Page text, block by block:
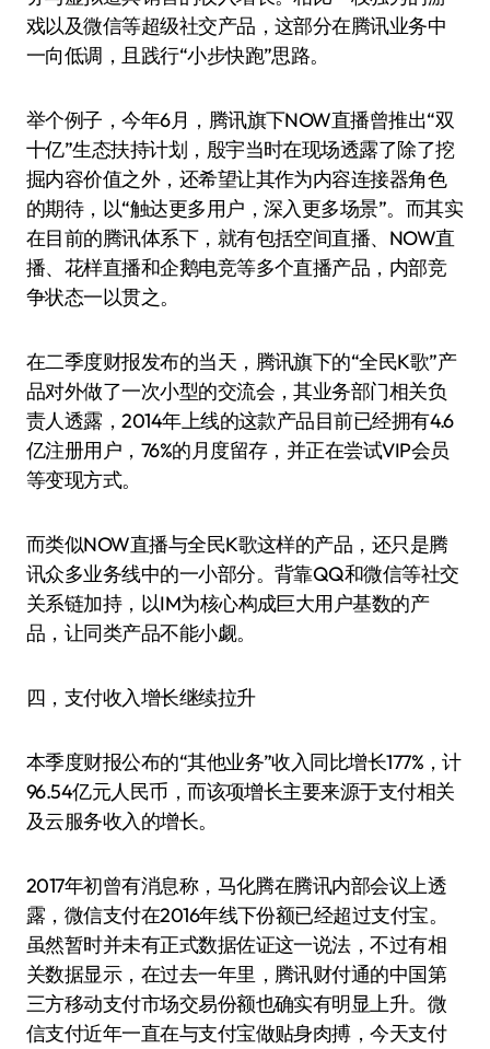
戏以及微信等超级社交产品，这部分在腾讯业务中
一向低调，且践行“小步快跑”思路。
举个例子，今年6月，腾讯旗下NOW直播曾推出“双
十亿”生态扶持计划，殷宇当时在现场透露了除了挖
掘内容价值之外，还希望让其作为内容连接器角色
的期待，以“触达更多用户，深入更多场景”。而其实
在目前的腾讯体系下，就有包括空间直播、NOW直
播、花样直播和企鹅电竞等多个直播产品，内部竞
争状态一以贯之。
在二季度财报发布的当天，腾讯旗下的“全民K歌”产
品对外做了一次小型的交流会，其业务部门相关负
责人透露，2014年上线的这款产品目前已经拥有4.6
亿注册用户，76%的月度留存，并正在尝试VIP会员
等变现方式。
而类似NOW直播与全民K歌这样的产品，还只是腾
讯众多业务线中的一小部分。背靠QQ和微信等社交
关系链加持，以IM为核心构成巨大用户基数的产
品，让同类产品不能小觑。
四，支付收入增长继续拉升
本季度财报公布的“其他业务”收入同比增长177%，计
96.54亿元人民币，而该项增长主要来源于支付相关
及云服务收入的增长。
2017年初曾有消息称，马化腾在腾讯内部会议上透
露，微信支付在2016年线下份额已经超过支付宝。
虽然暂时并未有正式数据佐证这一说法，不过有相
关数据显示，在过去一年里，腾讯财付通的中国第
三方移动支付市场交易份额也确实有明显上升。微
信支付近年一直在与支付宝做贴身肉搏，今天支付